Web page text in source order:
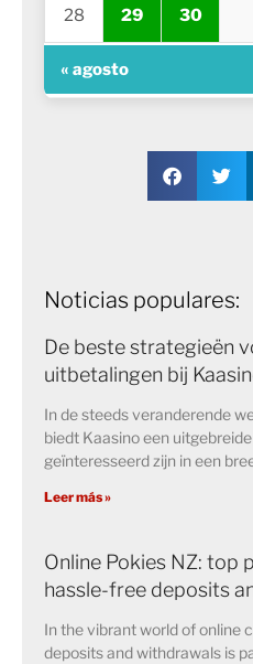
28 29 30
« agosto
Noticias populares:
De beste strategieën
uitbetalingen bij
In de steeds veranderende
biedt Kaasino een
geïnteresseerd zijn in een
Leer más »
Online Pokies NZ: top
hassle-free deposits
In the vibrant world of online
deposits and withdrawals is